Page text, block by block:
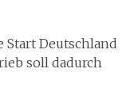
Start Deutschland
soll dadurch